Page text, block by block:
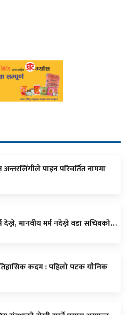
पाइन परिवर्तित नाममा
देख्ने, मानवीय मर्म नदेख्ने वडा सचिवको…
कदम : पहिलो पटक यौनिक